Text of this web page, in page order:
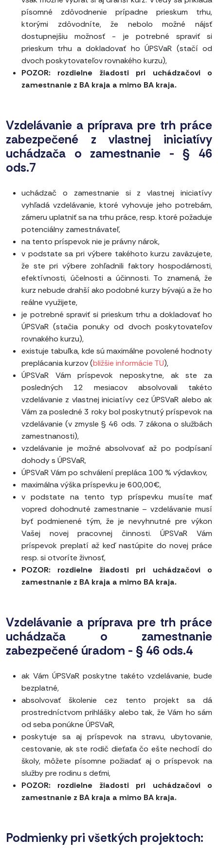
písomné zdôvodnenie prípadne prieskum trhu,
ktorými zdôvodníte, že nebolo možné nájsť
dostupnejšiu možnosť - je potrebné spraviť si
prieskum trhu a dokladovať ho ÚPSVaR (stačí od
dvoch poskytovateľov rovnakého kurzu),
POZOR: rozdielne žiadosti pri uchádzačovi o
zamestnanie z BA kraja a mimo BA kraja.
Vzdelávanie a príprava pre trh práce
zabezpečené z vlastnej iniciatívy
uchádzača o zamestnanie - § 46
ods.7
uchádzač o zamestnanie si z vlastnej iniciatívy
vyhľadá vzdelávanie, ktoré vyhovuje jeho potrebám,
zámeru uplatniť sa na trhu práce, resp. ktoré požaduje
potenciálny zamestnávateľ,
na tento príspevok nie je právny nárok,
v podstate sa pri výbere takéhoto kurzu zaväzujete,
že ste pri výbere zohľadnili faktory hospodárnosti,
efektívnosti, účelnosti a účinnosti. To znamená, že
kurz nebude drahší ako podobné kurzy bývajú a že ho
reálne využijete,
je potrebné spraviť si prieskum trhu a dokladovať ho
ÚPSVaR (stačia ponuky od dvoch poskytovateľov
rovnakého kurzu),
existuje tabuľka, kde sú maximálne povolené hodnoty
preplácania kurzov (bližšie informácie TU),
ÚPSVaR Vám príspevok neposkytne, ak ste za
posledných 12 mesiacov absolvovali takéto
vzdelávanie z vlastnej iniciatívy cez ÚPSVaR alebo ak
Vám za posledné 3 roky bol poskytnutý príspevok na
vzdelávanie (v zmysle § 46 ods. 7 zákona o službách
zamestnanosti),
vzdelávanie je možné absolvovať až po podpísaní
dohody s ÚPSVaR,
ÚPSVaR Vám po schválení prepláca 100 % výdavkov,
maximálna výška príspevku je 600,00€,
v podstate na tento typ príspevku musíte mať
vopred dohodnuté zamestnanie – vzdelávanie musí
byť podmienené tým, že je nevyhnutné pre výkon
Vašej novej pracovnej činnosti. ÚPSVaR Vám
príspevok preplatí až keď nastúpite do novej práce
resp. si otvoríte živnosť,
POZOR: rozdielne žiadosti pri uchádzačovi o
zamestnanie z BA kraja a mimo BA kraja.
Vzdelávanie a príprava pre trh práce
uchádzača o zamestnanie
zabezpečené úradom - § 46 ods.4
ak Vám ÚPSVaR poskytne takéto vzdelávanie, bude
bezplatné,
absolvovať školenie cez tento projekt sa dá
prostredníctvom prihlášky alebo tak, že Vám ho sám
od seba ponúkne ÚPSVaR,
poskytuje sa aj príspevok na stravu, ubytovanie,
cestovanie, ak ste rodič dieťaťa čo ešte nechodí do
školy, môžete písomne požiadať aj o príspevok na
služby pre rodinu s deťmi,
POZOR: rozdielne žiadosti pri uchádzačovi o
zamestnanie z BA kraja a mimo BA kraja.
Podmienky pri všetkých projektoch: